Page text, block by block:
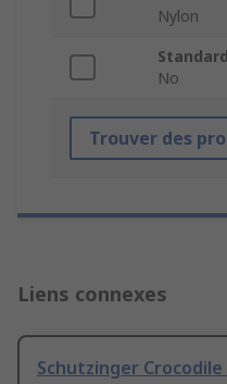
Nylon
No
Trouver des
Liens connexes
Schutzinger Crocodile